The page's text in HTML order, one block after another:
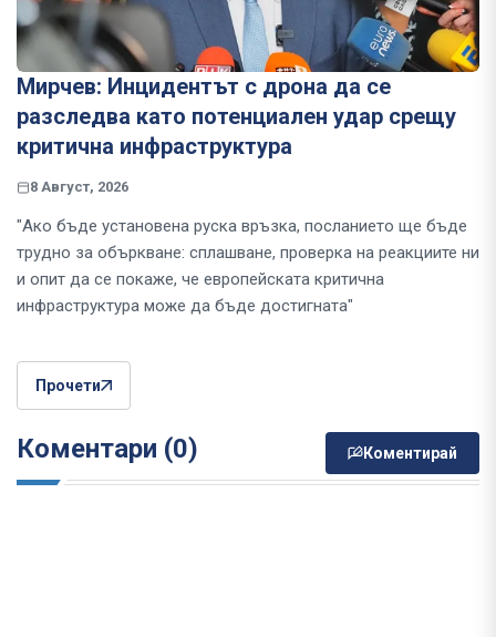
Мирчев: Инцидентът с дрона да се
разследва като потенциален удар срещу
критична инфраструктура
8 Август, 2026
"Ако бъде установена руска връзка, посланието ще бъде
трудно за объркване: сплашване, проверка на реакциите ни
и опит да се покаже, че европейската критична
инфраструктура може да бъде достигната"
Прочети
Коментари (0) Коментирай